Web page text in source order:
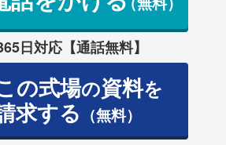
日対応【通話無料】
の式場の資料を
求する （無料）